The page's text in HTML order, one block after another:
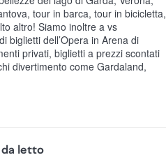
tour in barca, tour in bicicletta,
altro! Siamo inoltre a vs
biglietti dell’Opera in Arena di
privati, biglietti a prezzi scontati
divertimento come Gardaland,
da letto